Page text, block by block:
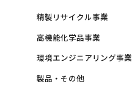
精製リサイクル事業
高機能化学品事業
環境エンジニアリング事業
製品・その他